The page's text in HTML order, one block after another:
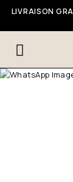
LIVRAISON